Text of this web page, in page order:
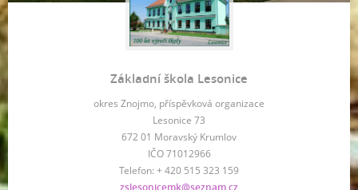
Základní škola Lesonice
okres Znojmo, příspěvková organizace
Lesonice 73
672 01 Moravský Krumlov
IČO 71012966
Telefon: + 420 515 323 159